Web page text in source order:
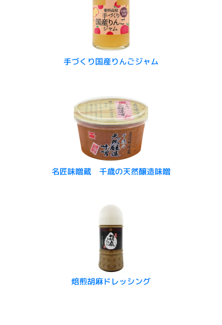
手づくり国産りんごジャム
名匠味噌蔵 千歳の天然醸造味噌
焙煎胡麻ドレッシング